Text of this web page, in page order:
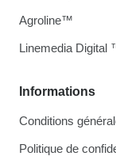
Informations
Conditions
Politique de
Agroline™
Linemedia Digital